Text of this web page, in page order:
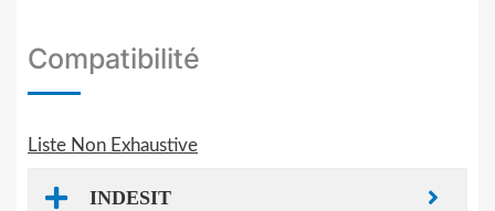
Compatibilité
Liste Non Exhaustive
INDESIT